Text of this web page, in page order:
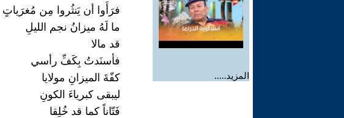
المزيد.....
فرَأَوا أن يَنثُروا مِن مُغرَياتٍ
ما لَهُ ميزانُ نجم الليلِ
قد مالا
فأسنَدتُ بِكَفِّ رأسي
كفّةَ الميزانِ مولايا
ليبقى كبرياءَ الكونِ
فَتّاناً كما قد خُلِقا